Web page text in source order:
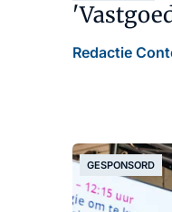
Redactie
GESPONSORD